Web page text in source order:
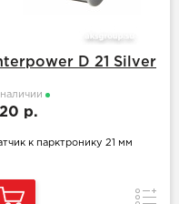
D 21 Silver
р.
к парктронику 21 мм